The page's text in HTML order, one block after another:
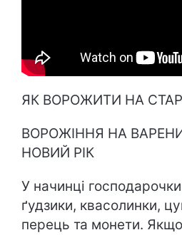
ЯК ВОРОЖИТИ НА
ВОРОЖІННЯ НА
НОВИЙ РІК
У начинці
ґудзики, квасолинки,
перець та монети.